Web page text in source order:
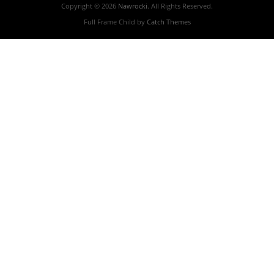
Copyright © 2026 Nawrocki. All Rights Reserved.
Full Frame Child by Catch Themes